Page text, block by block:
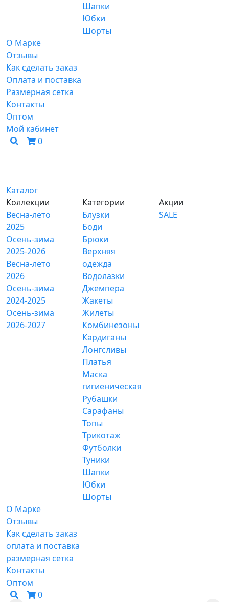
Шапки
Юбки
Шорты
О Марке
Отзывы
Как сделать заказ
Оплата и поставка
Размерная сетка
Контакты
Оптом
Мой кабинет
0
Каталог
Коллекции
Весна-лето
2025
Осень-зима
2025-2026
Весна-лето
2026
Осень-зима
2024-2025
Осень-зима
2026-2027
Категории
Блузки
Боди
Брюки
Верхняя
одежда
Водолазки
Джемпера
Жакеты
Жилеты
Комбинезоны
Кардиганы
Лонгсливы
Платья
Маска
гигиеническая
Рубашки
Сарафаны
Топы
Трикотаж
Футболки
Туники
Шапки
Юбки
Шорты
Акции
SALE
О Марке
Отзывы
Как сделать заказ
оплата и поставка
размерная сетка
Контакты
Оптом
0